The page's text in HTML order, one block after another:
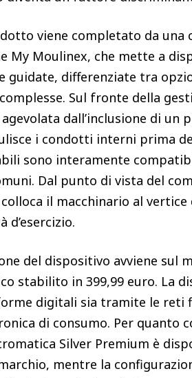
viene completato da
My Moulinex, che mette a
guidate, differenziate tra
Sul fronte della
dall’inclusione di un
i condotti interni prima
sono interamente
Dal punto di vista del
il macchinario al
del dispositivo avviene sul
stabilito in 399,99 euro. La
digitali sia tramite le reti
di consumo. Per quanto
Silver Premium è
mentre la